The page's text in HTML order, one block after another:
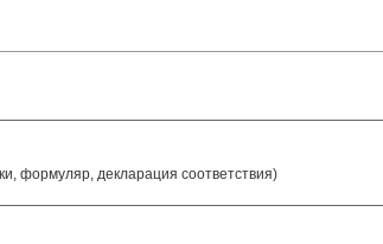
формуляр, декларация соответствия)